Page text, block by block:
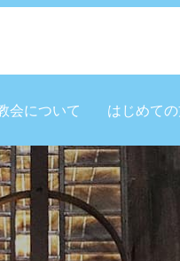
会について はじめて